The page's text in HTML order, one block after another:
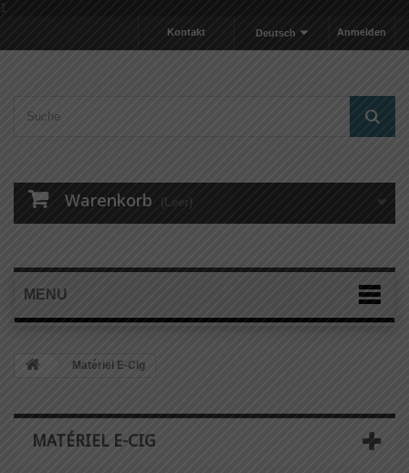
1
Anmelden
Deutsch
Kontakt
Warenkorb (Leer)
MENU
Matériel E-Cig
MATÉRIEL E-CIG